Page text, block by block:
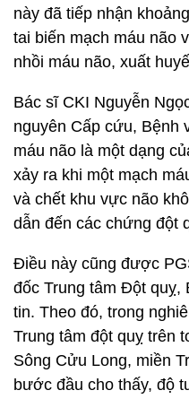
này đã tiếp nhận
tai biến mạch máu não
nhồi máu não, xuất
Bác sĩ CKI Nguyễn
nguyên Cấp cứu, Bệnh
máu não là một dạng
xảy ra khi một mạch
và chết khu vực não
dẫn đến các chứng đột
Điều này cũng được
đốc Trung tâm Đột quỵ,
tin. Theo đó, trong
Trung tâm đột quỵ trên
Sông Cửu Long, miền
bước đầu cho thấy, độ